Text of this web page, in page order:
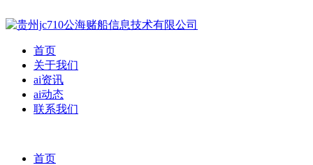
首页
关于我们
ai资讯
ai动态
联系我们
首页